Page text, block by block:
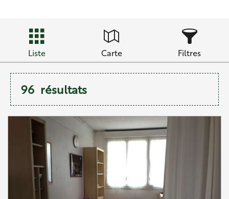
Liste Carte Filtres
96 résultats